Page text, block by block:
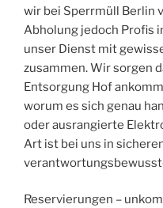
wir bei Sperrmüll Berlin
Abholung jedoch Profis
unser Dienst mit
zusammen. Wir sorgen
Entsorgung Hof
worum es sich genau
oder ausrangierte
Art ist bei uns in
Reservierungen –